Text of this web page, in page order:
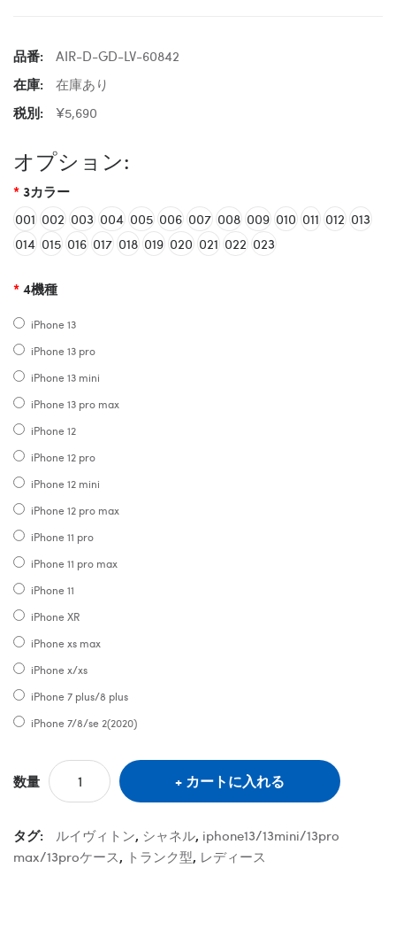
品番:
AIR-D-GD-LV-60842
在庫:
在庫あり
税別:
¥5,690
オプション:
3カラー
001 002 003 004 005 006 007 008 009 010 011 012 013
014 015 016 017 018 019 020 021 022 023
4機種
iPhone 13
iPhone 13 pro
iPhone 13 mini
iPhone 13 pro max
iPhone 12
iPhone 12 pro
iPhone 12 mini
iPhone 12 pro max
iPhone 11 pro
iPhone 11 pro max
iPhone 11
iPhone XR
iPhone xs max
iPhone x/xs
iPhone 7 plus/8 plus
iPhone 7/8/se 2(2020)
数量 カートに入れる
タグ: ルイヴィトン, シャネル, iphone13/13mini/13pro
max/13proケース, トランク型, レディース